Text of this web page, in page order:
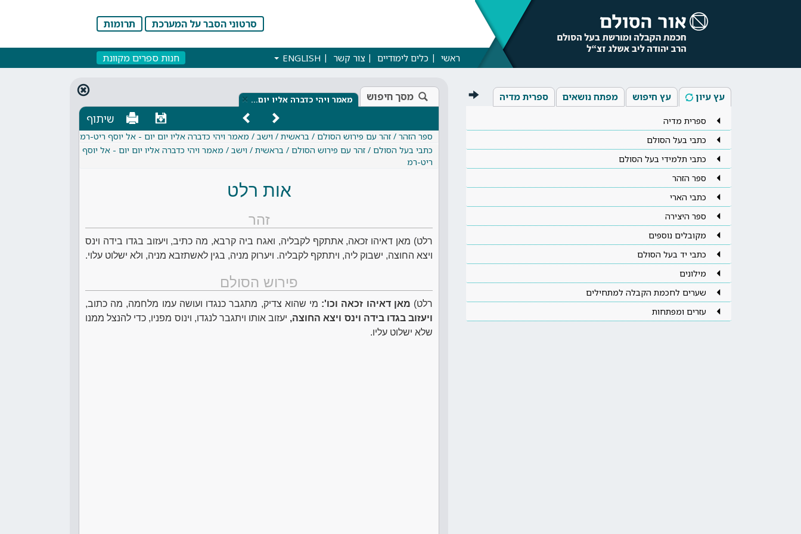
סרטוני הסבר על המערכת תרומות
ראשי כלים לימודיים צור קשר ENGLISH חנות ספרים מקוונת
עץ עיון עץ חיפוש מפתח נושאים ספרית מדיה
ספרית מדיה
כתבי בעל הסולם
כתבי תלמידי בעל הסולם
ספר הזהר
כתבי הארי
ספר היצירה
מקובלים נוספים
כתבי יד בעל הסולם
מילונים
שערים לחכמת הקבלה למתחילים
עזרים ומפתחות
מסך חיפוש מאמר ויהי כדברה אליו יום… ×
שיתוף
ספר הזהר / זהר עם פירוש הסולם / בראשית / וישב / מאמר ויהי כדברה אליו יום יום - אל יוסף ריט-רמ
כתבי בעל הסולם / זהר עם פירוש הסולם / בראשית / וישב / מאמר ויהי כדברה אליו יום יום - אל יוסף
ריט-רמ
אות רלט
זהר
רלט) מאן דאיהו זכאה, אתתקף לקבליה, ואגח ביה קרבא, מה כתיב, ויעזוב בגדו בידה וינס
ויצא החוצה, ישבוק ליה, ויתתקף לקבליה. ויערוק מניה, בגין לאשתזבא מניה, ולא ישלוט עלוי.
פירוש הסולם
רלט) מאן דאיהו זכאה וכו': מי שהוא צדיק, מתגבר כנגדו ועושה עמו מלחמה, מה כתוב,
ויעזוב בגדו בידה וינס ויצא החוצה, יעזוב אותו ויתגבר לנגדו, וינוס מפניו, כדי להנצל ממנו
שלא ישלוט עליו.